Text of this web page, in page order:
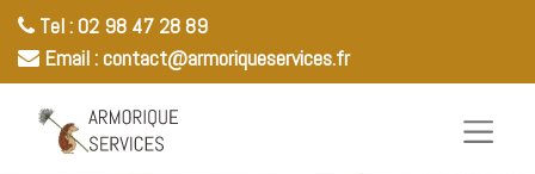
Tel : 02 98 47 28 89​
Email :contact@armoriqueservices.fr​